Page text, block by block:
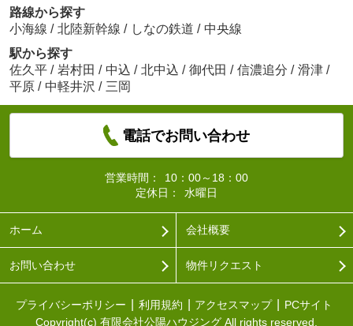
路線から探す
小海線 / 北陸新幹線 / しなの鉄道 / 中央線
駅から探す
佐久平 / 岩村田 / 中込 / 北中込 / 御代田 / 信濃追分 / 滑津 /
平原 / 中軽井沢 / 三岡
電話でお問い合わせ
営業時間：
10：00～18：00
定休日：
水曜日
ホーム 会社概要
お問い合わせ 物件リクエスト
プライバシーポリシー 利用規約 アクセスマップ
PCサイト
Copyright(c) 有限会社公陽ハウジング All rights reserved.